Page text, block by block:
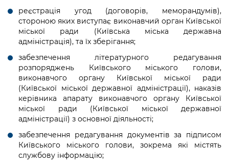
реєстрація угод (договорів, меморандумів),
стороною яких виступає виконавчий орган Київської
міської ради (Київська міська державна
адміністрація), та їx зберігання;
забезпечення літературного редагування
розпоряджень Київського міського голови,
виконавчого органу Київської міської ради
(Київської міської державної адміністрації), наказів
керівника апарату виконавчого органу Київської
міської ради (Київської міської державної
адміністрації) з основної діяльності;
забезпечення редагування документів за підписом
Київського міського голови, зокрема які містять
службову інформацію;